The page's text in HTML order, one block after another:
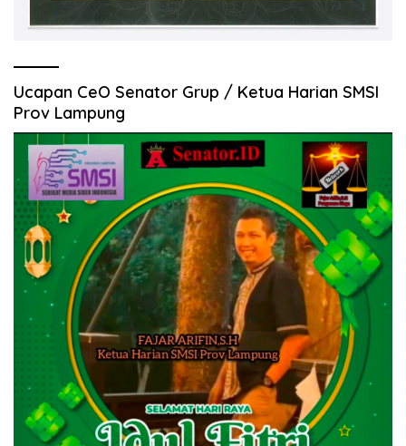
Ucapan CeO Senator Grup / Ketua Harian SMSI
Prov Lampung